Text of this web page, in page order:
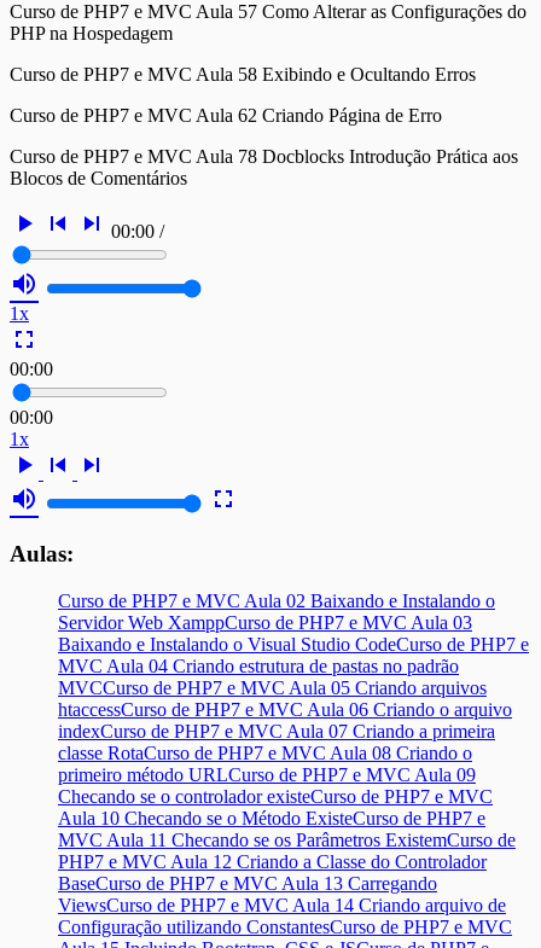
Curso de PHP7 e MVC Aula 57 Como Alterar as Configurações do
PHP na Hospedagem
Curso de PHP7 e MVC Aula 58 Exibindo e Ocultando Erros
Curso de PHP7 e MVC Aula 62 Criando Página de Erro
Curso de PHP7 e MVC Aula 78 Docblocks Introdução Prática aos
Blocos de Comentários
play_arrow skip_previous skip_next 00:00 /
volume_up
1x
fullscreen
00:00
00:00
1x
play_arrow skip_previous
skip_next
volume_up
fullscreen
Aulas:
Curso de PHP7 e MVC Aula 02 Baixando e Instalando o
Servidor Web XamppCurso de PHP7 e MVC Aula 03
Baixando e Instalando o Visual Studio CodeCurso de PHP7 e
MVC Aula 04 Criando estrutura de pastas no padrão
MVCCurso de PHP7 e MVC Aula 05 Criando arquivos
htaccessCurso de PHP7 e MVC Aula 06 Criando o arquivo
indexCurso de PHP7 e MVC Aula 07 Criando a primeira
classe RotaCurso de PHP7 e MVC Aula 08 Criando o
primeiro método URLCurso de PHP7 e MVC Aula 09
Checando se o controlador existeCurso de PHP7 e MVC
Aula 10 Checando se o Método ExisteCurso de PHP7 e
MVC Aula 11 Checando se os Parâmetros ExistemCurso de
PHP7 e MVC Aula 12 Criando a Classe do Controlador
BaseCurso de PHP7 e MVC Aula 13 Carregando
ViewsCurso de PHP7 e MVC Aula 14 Criando arquivo de
Configuração utilizando ConstantesCurso de PHP7 e MVC